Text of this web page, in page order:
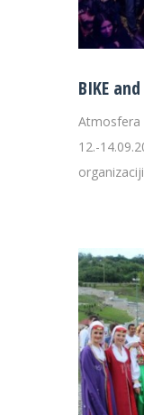
BIKE
Atmosfera
12.-